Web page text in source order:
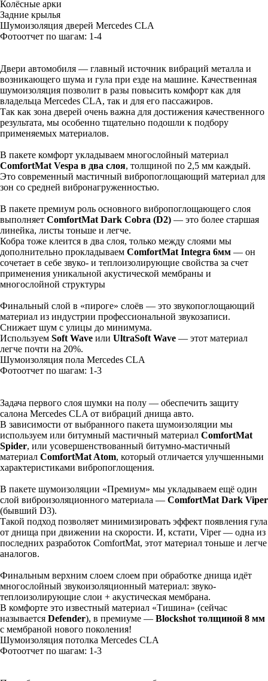
Колёсные арки
Задние крылья
Шумоизоляция дверей Mercedes CLA
Фотоотчет по шагам: 1-4
Двери автомобиля — главный источник вибраций металла и
возникающего шума и гула при езде на машине. Качественная
шумоизоляция позволит в разы повысить комфорт как для
владельца Mercedes CLA, так и для его пассажиров.
Так как зона дверей очень важна для достижения качественного
результата, мы особенно тщательно подошли к подбору
применяемых материалов.
В пакете комфорт укладываем многослойный материал
ComfortMat Vespa в два слоя, толщиной по 2,5 мм каждый.
Это современный мастичный вибропоглощающий материал для
зон со средней вибронагруженностью.
В пакете премиум роль основного вибропоглощающего слоя
выполняет ComfortMat Dark Cobra (D2) — это более старшая
линейка, листы тоньше и легче.
Кобра тоже клеится в два слоя, только между слоями мы
дополнительно прокладываем ComfortMat Integra 6мм — он
сочетает в себе звуко- и теплоизолирующие свойства за счет
применения уникальной акустической мембраны и
многослойной структуры
Финальный слой в «пироге» слоёв — это звукопоглощающий
материал из индустрии профессиональной звукозаписи.
Снижает шум с улицы до минимума.
Используем Soft Wave или UltraSoft Wave — этот материал
легче почти на 20%.
Шумоизоляция пола Mercedes CLA
Фотоотчет по шагам: 1-3
Задача первого слоя шумки на полу — обеспечить защиту
салона Mercedes CLA от вибраций днища авто.
В зависимости от выбранного пакета шумоизоляции мы
используем или битумный мастичный материал ComfortMat
Spider, или усовершенствованный битумно-мастичный
материал ComfortMat Atom, который отличается улучшенными
характеристиками вибропоглощения.
В пакете шумоизоляции «Премиум» мы укладываем ещё один
слой виброизоляционного материала — ComfortMat Dark Viper
(бывший D3).
Такой подход позволяет минимизировать эффект появления гула
от днища при движении на скорости. И, кстати, Viper — одна из
последних разработок ComfortMat, этот материал тоньше и легче
аналогов.
Финальным верхним слоем слоем при обработке днища идёт
многослойный звукоизоляционный материал: звуко-
теплоизолирующие слои + акустическая мембрана.
В комфорте это известный материал «Тишина» (сейчас
называется Defender), в премиуме — Blockshot толщиной 8 мм
с мембраной нового поколения!
Шумоизоляция потолка Mercedes CLA
Фотоотчет по шагам: 1-3